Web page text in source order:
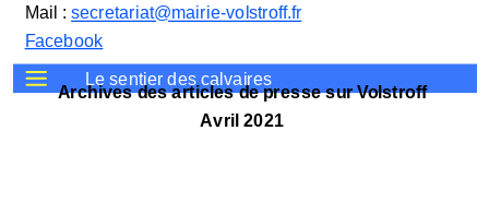
Mail : secretariat@mairie-volstroff.fr
Facebook
Le sentier des calvaires
Archives des articles de presse sur Volstroff
Avril 2021